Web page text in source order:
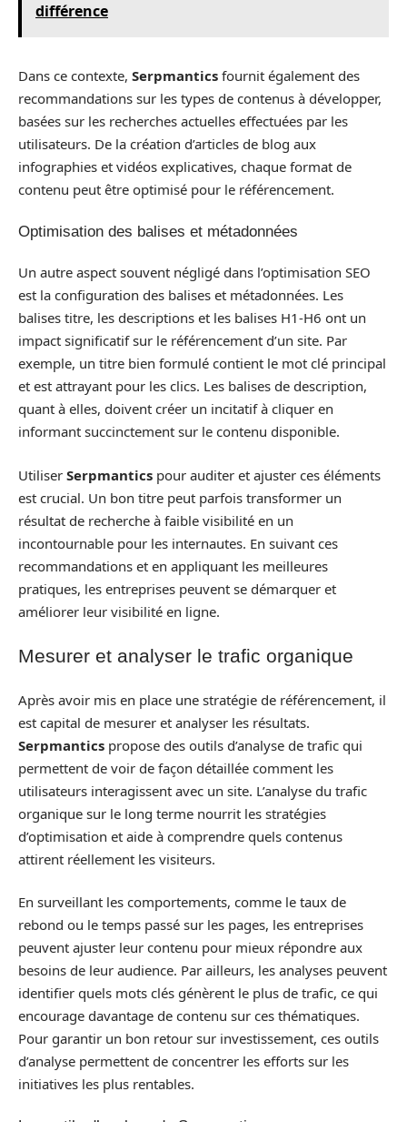
différence
Dans ce contexte, Serpmantics fournit également des
recommandations sur les types de contenus à développer,
basées sur les recherches actuelles effectuées par les
utilisateurs. De la création d’articles de blog aux
infographies et vidéos explicatives, chaque format de
contenu peut être optimisé pour le référencement.
Optimisation des balises et métadonnées
Un autre aspect souvent négligé dans l’optimisation SEO
est la configuration des balises et métadonnées. Les
balises titre, les descriptions et les balises H1-H6 ont un
impact significatif sur le référencement d’un site. Par
exemple, un titre bien formulé contient le mot clé principal
et est attrayant pour les clics. Les balises de description,
quant à elles, doivent créer un incitatif à cliquer en
informant succinctement sur le contenu disponible.
Utiliser Serpmantics pour auditer et ajuster ces éléments
est crucial. Un bon titre peut parfois transformer un
résultat de recherche à faible visibilité en un
incontournable pour les internautes. En suivant ces
recommandations et en appliquant les meilleures
pratiques, les entreprises peuvent se démarquer et
améliorer leur visibilité en ligne.
Mesurer et analyser le trafic organique
Après avoir mis en place une stratégie de référencement, il
est capital de mesurer et analyser les résultats.
Serpmantics propose des outils d’analyse de trafic qui
permettent de voir de façon détaillée comment les
utilisateurs interagissent avec un site. L’analyse du trafic
organique sur le long terme nourrit les stratégies
d’optimisation et aide à comprendre quels contenus
attirent réellement les visiteurs.
En surveillant les comportements, comme le taux de
rebond ou le temps passé sur les pages, les entreprises
peuvent ajuster leur contenu pour mieux répondre aux
besoins de leur audience. Par ailleurs, les analyses peuvent
identifier quels mots clés génèrent le plus de trafic, ce qui
encourage davantage de contenu sur ces thématiques.
Pour garantir un bon retour sur investissement, ces outils
d’analyse permettent de concentrer les efforts sur les
initiatives les plus rentables.